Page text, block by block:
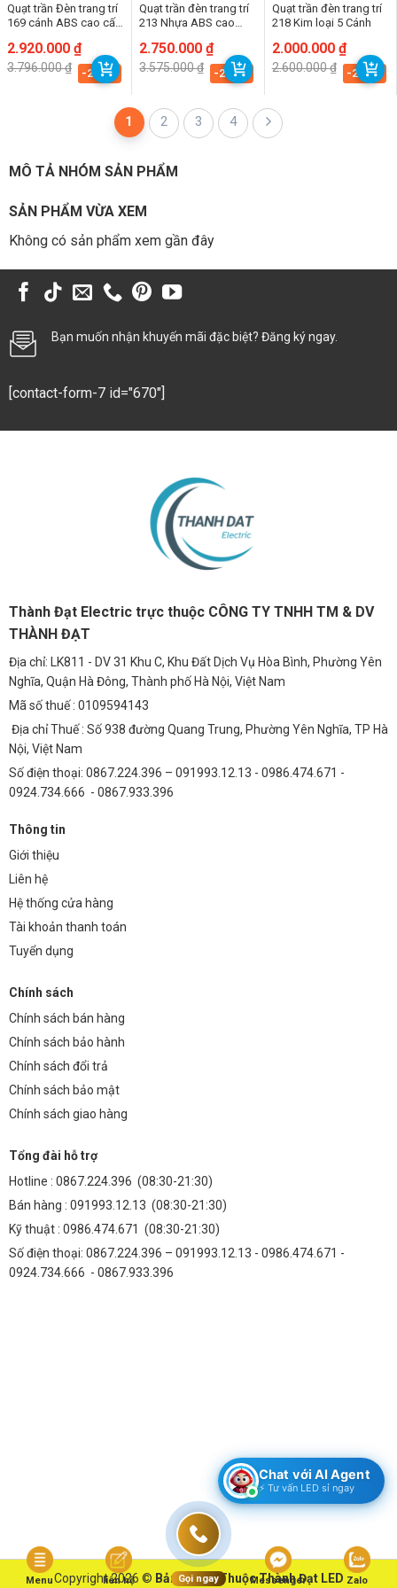
Quạt trần Đèn trang trí
169 cánh ABS cao cấp
3.796.000₫
Giá
gốc
là:
2.920.000 ₫
Giá
hiện
tại
-23.1%
Quạt trần đèn trang trí
213 Nhựa ABS cao
3.575.000₫
Giá
gốc
là:
2.750.000₫
Giá
hiện
tại
-23.1%
Quạt trần đèn trang trí
218 Kim loại 5 Cánh
2.600.000₫
Giá
gốc
là:
2.000.000 ₫
Giá
hiện
tại
-23.1%
1 2 3 4
MÔ TẢ NHÓM SẢN PHẨM
SẢN PHẨM VỪA XEM
Không có sản phẩm xem gần đây
Bạn muốn nhận khuyến mãi đặc biệt? Đăng ký ngay.
[contact-form-7 id="670"]
Thành Đạt Electric trực thuộc CÔNG TY TNHH TM & DV
THÀNH ĐẠT
Địa chỉ: LK811 - DV 31 Khu C, Khu Đất Dịch Vụ Hòa Bình, Phường Yên
Nghĩa, Quận Hà Đông, Thành phố Hà Nội, Việt Nam
Mã số thuế : 0109594143
Địa chỉ Thuế : Số 938 đường Quang Trung, Phường Yên Nghĩa, TP Hà
Nội, Việt Nam
Số điện thoại: 0867.224.396 – 091993.12.13 - 0986.474.671 -
0924.734.666 - 0867.933.396
Thông tin
Giới thiệu
Liên hệ
Hệ thống cửa hàng
Tài khoản thanh toán
Tuyển dụng
Chính sách
Chính sách bán hàng
Chính sách bảo hành
Chính sách đổi trả
Chính sách bảo mật
Chính sách giao hàng
Tổng đài hỗ trợ
Hotline : 0867.224.396 (08:30-21:30)
Bán hàng : 091993.12.13 (08:30-21:30)
Kỹ thuật : 0986.474.671 (08:30-21:30)
Số điện thoại: 0867.224.396 – 091993.12.13 - 0986.474.671 -
0924.734.666 - 0867.933.396
Copyright 2026 © Bản Quyền Thuộc Thành Đạt LED
Chat với AI Agent
⚡ Tư vấn LED sỉ ngay
Menu liên hệ Gọi ngay Messenger Zalo